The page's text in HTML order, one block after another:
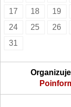
17
18 19
24
25 26
31